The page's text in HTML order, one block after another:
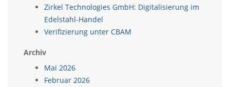
Zirkel Technologies GmbH: Digitalisierung im
Edelstahl-Handel
Verifizierung unter CBAM
Archiv
Mai 2026
Februar 2026